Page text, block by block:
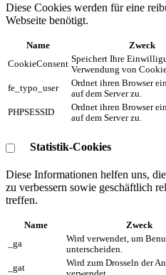
Diese Cookies werden für eine
Webseite benötigt.
Name Zweck
CookieConsent Speichert Ihre
Verwendung von
fe_typo_user
Ordnet ihren Browser
auf dem Server zu.
PHPSESSID
Ordnet ihren Browser
auf dem Server zu.
Statistik-Cookies
Diese Informationen helfen uns,
zu verbessern sowie geschäftlich
treffen.
Name Zweck
_ga
Wird verwendet, um
unterscheiden.
_gat
Wird zum Drosseln der